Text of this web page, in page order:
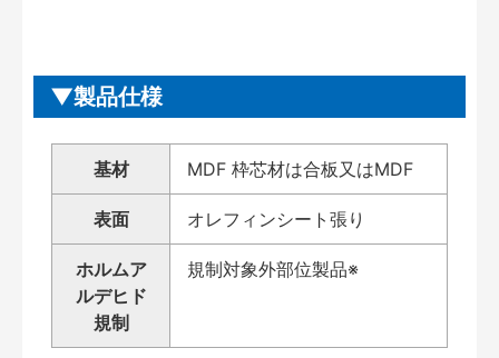
製品仕様
基材 MDF 枠芯材は合板又はMDF
表面 オレフィンシート張り
ホルムア
ルデヒド
規制
規制対象外部位製品※